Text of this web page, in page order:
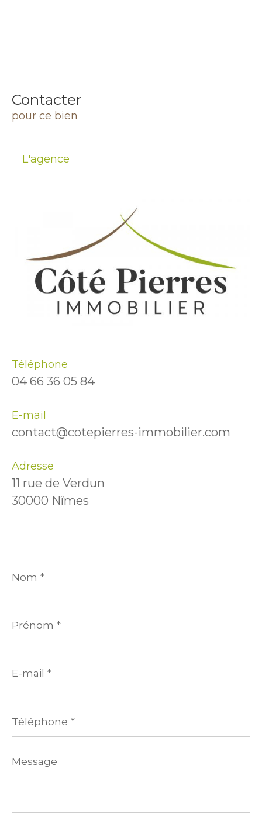
Contacter
pour ce bien
L'agence
Téléphone
04 66 36 05 84
E-mail
contact@cotepierres-immobilier.com
Adresse
11 rue de Verdun
30000 Nîmes
*
*
mail
*
*
Message
*